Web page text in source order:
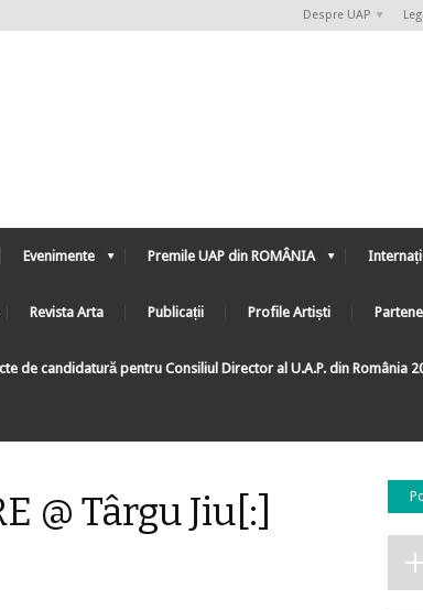
Despre UAP
Evenimente Premile UAP din ROMÂNIA
Revista Arta Publicații Profile Artiști
de candidatură pentru Consiliul Director al U.A.P. din România
@ Târgu Jiu[:]